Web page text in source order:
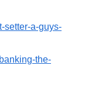
setter-a-guys-
the-